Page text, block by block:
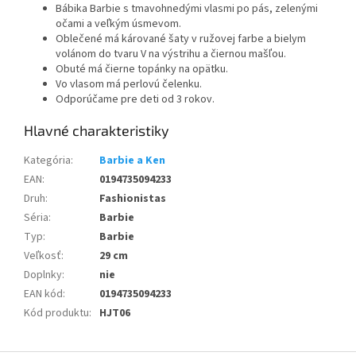
Bábika Barbie s tmavohnedými vlasmi po pás, zelenými
očami a veľkým úsmevom.
Oblečené má kárované šaty v ružovej farbe a bielym
volánom do tvaru V na výstrihu a čiernou mašľou.
Obuté má čierne topánky na opätku.
Vo vlasom má perlovú čelenku.
Odporúčame pre deti od 3 rokov.
Kategória:
Barbie a Ken
EAN:
0194735094233
Druh:
Fashionistas
Séria:
Barbie
Typ:
Barbie
Veľkosť:
29 cm
Doplnky:
nie
EAN kód:
0194735094233
Kód produktu: HJT06